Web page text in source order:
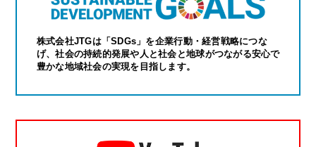
株式会社JTGは「SDGs」を企業行動・経営戦略につな
げ、社会の持続的発展や人と社会と地球がつながる安心で
豊かな地域社会の実現を目指します。